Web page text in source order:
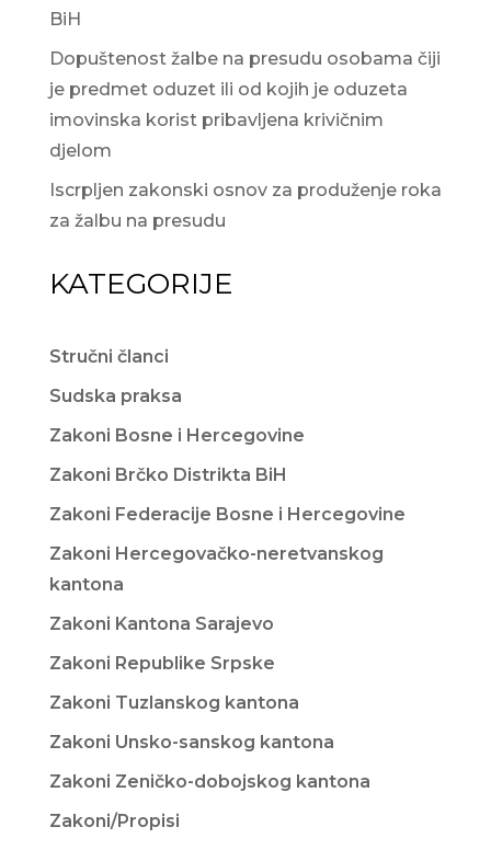
BiH
Dopuštenost žalbe na presudu osobama čiji
je predmet oduzet ili od kojih je oduzeta
imovinska korist pribavljena krivičnim
djelom
Iscrpljen zakonski osnov za produženje roka
za žalbu na presudu
KATEGORIJE
Stručni članci
Sudska praksa
Zakoni Bosne i Hercegovine
Zakoni Brčko Distrikta BiH
Zakoni Federacije Bosne i Hercegovine
Zakoni Hercegovačko-neretvanskog
kantona
Zakoni Kantona Sarajevo
Zakoni Republike Srpske
Zakoni Tuzlanskog kantona
Zakoni Unsko-sanskog kantona
Zakoni Zeničko-dobojskog kantona
Zakoni/Propisi